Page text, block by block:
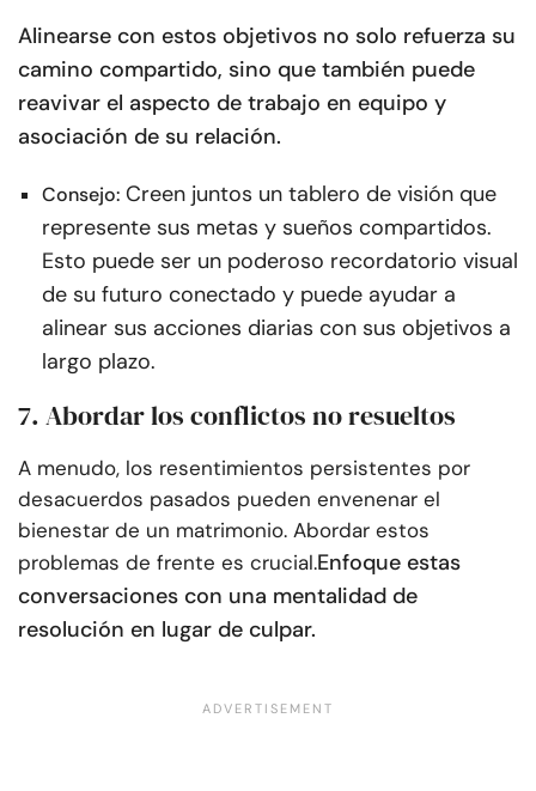
Alinearse con estos objetivos no solo refuerza su
camino compartido, sino que también puede
reavivar el aspecto de trabajo en equipo y
asociación de su relación.
Consejo: Creen juntos un tablero de visión que
represente sus metas y sueños compartidos.
Esto puede ser un poderoso recordatorio visual
de su futuro conectado y puede ayudar a
alinear sus acciones diarias con sus objetivos a
largo plazo.
7. Abordar los conflictos no resueltos
A menudo, los resentimientos persistentes por
desacuerdos pasados pueden envenenar el
bienestar de un matrimonio. Abordar estos
problemas de frente es crucial.Enfoque estas
conversaciones con una mentalidad de
resolución en lugar de culpar.